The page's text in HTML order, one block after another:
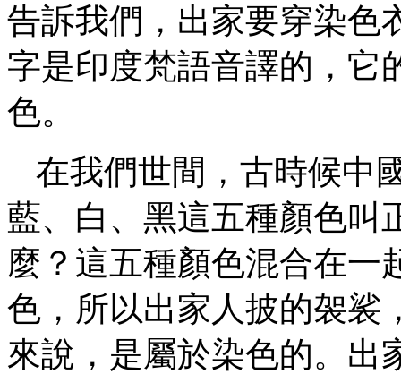
告訴我們，出家要穿染色
字是印度梵語音譯的，它
色。
在我們世間，古時候中
藍、白、黑這五種顏色叫
麼？這五種顏色混合在一
色，所以出家人披的袈裟
來說，是屬於染色的。出